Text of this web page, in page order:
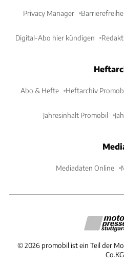
Privacy Manager
Digital-Abo hier kündigen
Abo & Hefte Heftarchiv
Jahresinhalt Promobil
Mediadaten Online
©2026 promobil ist ein Teil der
Co.KG